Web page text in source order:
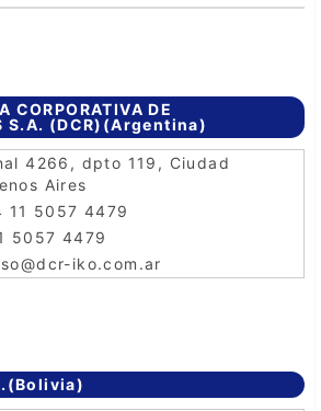
CORPORATIVA DE
S.A. (DCR)(Argentina)
4266, dpto 119, Ciudad
Aires
11 5057 4479
5057 4479
iko.com.ar